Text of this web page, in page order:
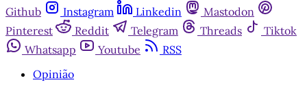
Github
Instagram Linkedin
Mastodon
Pinterest
Reddit Telegram Threads
Tiktok
Whatsapp
Youtube
RSS
Opinião